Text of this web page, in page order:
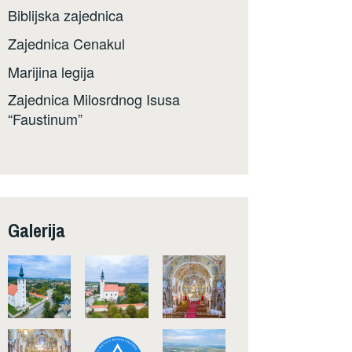
Biblijska zajednica
Zajednica Cenakul
Marijina legija
Zajednica Milosrdnog Isusa
“Faustinum”
Galerija